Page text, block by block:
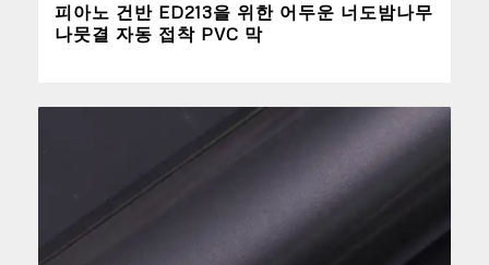
피아노 건반 ED213을 위한 어두운 너도밤나무
나뭇결 자동 접착 PVC 막